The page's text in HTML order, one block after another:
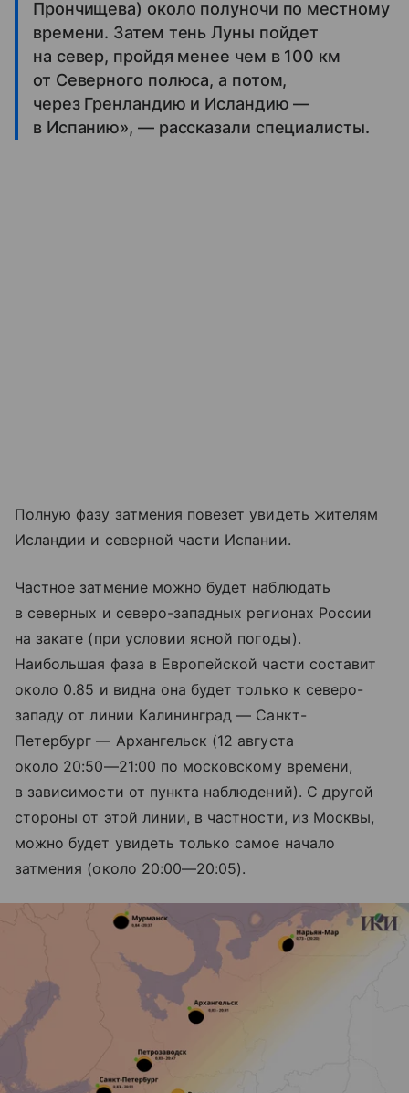
Прончищева) около полуночи по местному
времени. Затем тень Луны пойдет
на север, пройдя менее чем в 100 км
от Северного полюса, а потом,
через Гренландию и Исландию —
в Испанию», — рассказали специалисты.
Полную фазу затмения повезет увидеть жителям
Исландии и северной части Испании.
Частное затмение можно будет наблюдать
в северных и северо-западных регионах России
на закате (при условии ясной погоды).
Наибольшая фаза в Европейской части составит
около 0.85 и видна она будет только к северо-
западу от линии Калининград — Санкт-
Петербург — Архангельск (12 августа
около 20:50—21:00 по московскому времени,
в зависимости от пункта наблюдений). С другой
стороны от этой линии, в частности, из Москвы,
можно будет увидеть только самое начало
затмения (около 20:00—20:05).